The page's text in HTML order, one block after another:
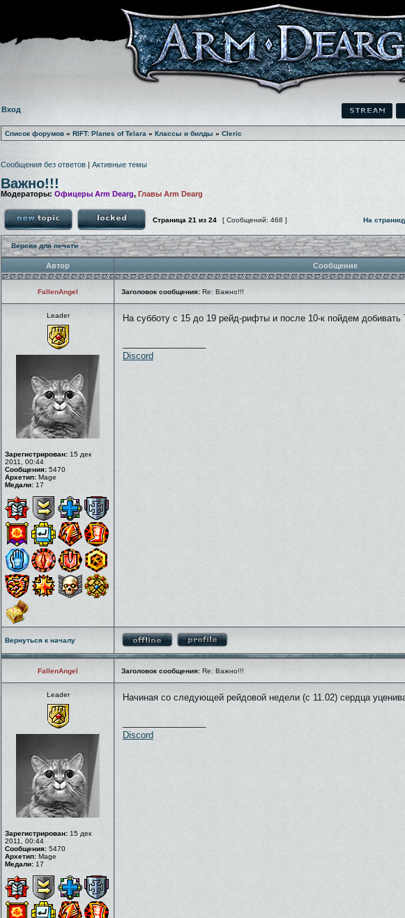
Вход
Список форумов » RIFT: Planes of Telara » Классы и билды » Cleric
Сообщения без ответов | Активные темы
Важно!!!
Модераторы: Офицеры Arm Dearg, Главы Arm Dearg
Страница 21 из 24 [ Сообщений: 468 ] На
Версия для печати
Автор Сообщение
FallenAngel Заголовок сообщения: Re: Важно!!!
Leader
Зарегистрирован: 15 дек
2011, 00:44
Сообщения: 5470
Архетип: Mage
Медали: 17
На субботу с 15 до 19 рейд-рифты и после 10-к пойдем добивать
Discord
Вернуться к началу
FallenAngel Заголовок сообщения: Re: Важно!!!
Leader
Зарегистрирован: 15 дек
2011, 00:44
Сообщения: 5470
Архетип: Mage
Медали: 17
Начиная со следующей рейдовой недели (с 11.02) сердца
Discord